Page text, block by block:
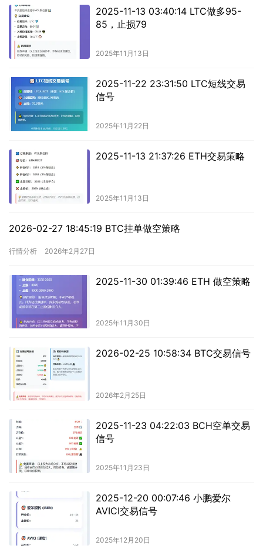
2025-11-13 03:40:14 LTC做多95-
85，止损79
2025年11月13日
2025-11-22 23:31:50 LTC短线交易
信号
2025年11月22日
2025-11-13 21:37:26 ETH交易策略
2025年11月13日
2026-02-27 18:45:19 BTC挂单做空策略
行情分析 2026年2月27日
2025-11-30 01:39:46 ETH 做空策略
2025年11月30日
2026-02-25 10:58:34 BTC交易信号
2026年2月25日
2025-11-23 04:22:03 BCH空单交易
信号
2025年11月23日
2025-12-20 00:07:46 小鹏爱尔
AVICI交易信号
2025年12月20日